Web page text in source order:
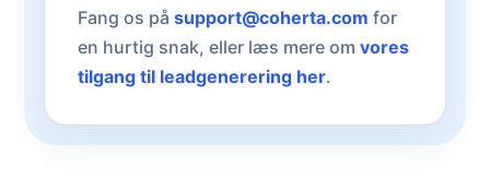
Fang os på support@coherta.com for
en hurtig snak, eller læs mere om vores
tilgang til leadgenerering her.